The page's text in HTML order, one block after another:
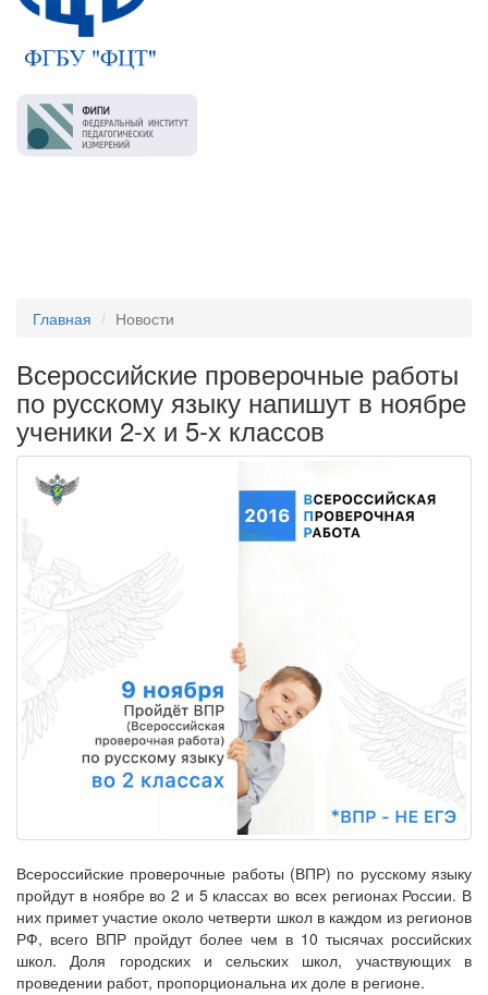
Главная Новости
Всероссийские проверочные работы
по русскому языку напишут в ноябре
ученики 2-х и 5-х классов
Всероссийские проверочные работы (ВПР) по русскому языку
пройдут в ноябре во 2 и 5 классах во всех регионах России. В
них примет участие около четверти школ в каждом из регионов
РФ, всего ВПР пройдут более чем в 10 тысячах российских
школ. Доля городских и сельских школ, участвующих в
проведении работ, пропорциональна их доле в регионе.